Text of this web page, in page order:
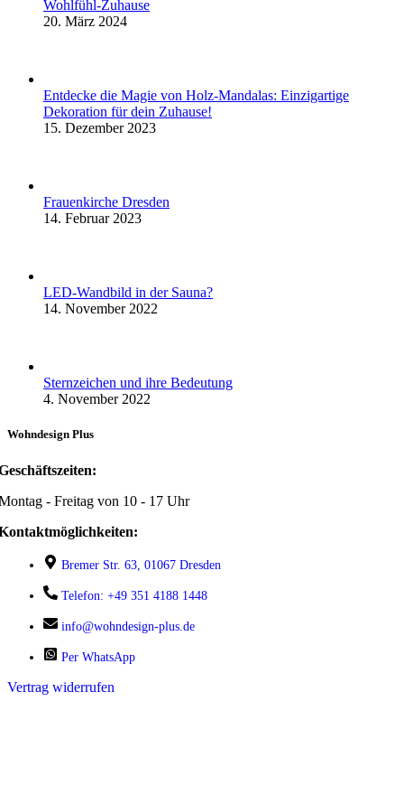
Wohlfühl-Zuhause
20. März 2024
Entdecke die Magie von Holz-Mandalas: Einzigartige
Dekoration für dein Zuhause!
15. Dezember 2023
Frauenkirche Dresden
14. Februar 2023
LED-Wandbild in der Sauna?
14. November 2022
Sternzeichen und ihre Bedeutung
4. November 2022
Wohndesign Plus
- Freitag von 10 - 17 Uhr
Bremer Str. 63, 01067 Dresden
Telefon: +49 351 4188 1448
info@wohndesign-plus.de
Per WhatsApp
Vertrag widerrufen